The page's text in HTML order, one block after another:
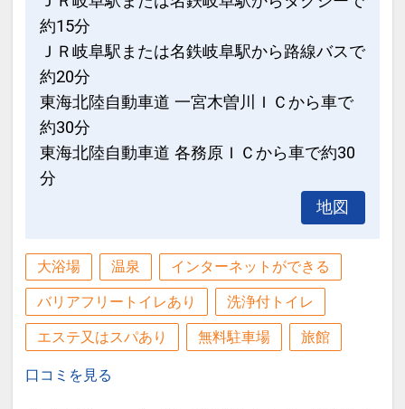
設定期間：2024年2月14日～2027年6月
30日
インターネットコース番号：DP-2-
200000029738
ウナ・浴室・ラウンジ
屋外 テントサウナ・カフェエリア
・新設エリア/ 屋外サウナエリア
設 備 ：サウナテント4台（うち1台女性
専用）
そ の 他 ：セルフロウリュが可能です。
※荒天時は休業とさせていただきます。
※水着着用でのご使用をお願いいたしま
す。
屋外カフェエリア
：軽食と飲料（アルコール含む）。※有
料
：軽食15：00～（LO20：30）、飲料
約15分
ＪＲ岐阜駅または名鉄岐阜駅から路線バスで
約20分
東海北陸自動車道 一宮木曽川ＩＣから車で
約30分
東海北陸自動車道 各務原ＩＣから車で約30
分
地図
大浴場 温泉 インターネットができる
バリアフリートイレあり 洗浄付トイレ
エステ又はスパあり 無料駐車場 旅館
口コミを見る